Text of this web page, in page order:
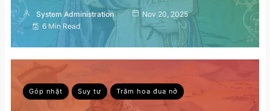
System Administration
Nov 20, 2025
6 Min Read
Góp nhặt Suy tư Trăm hoa đua nở